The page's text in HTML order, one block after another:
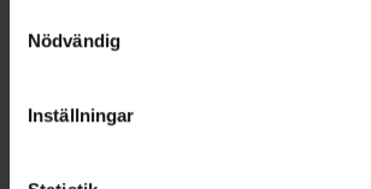
som kan ha en noggrannhet på upp
Ta reda på mer om hur dina personliga
Nödvändig
Inställningar